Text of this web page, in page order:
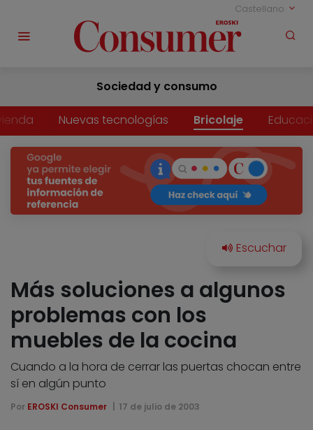
Castellano
Sociedad y consumo
Nuevas tecnologías Bricolaje
Más soluciones a algunos
problemas con los
muebles de la cocina
Cuando a la hora de cerrar las puertas chocan entre
sí en algún punto
Por EROSKI Consumer 17 de julio de 2003